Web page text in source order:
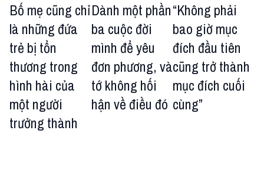
Bố mẹ cũng chỉ
là những đứa
trẻ bị tổn
thương trong
hình hài của
một người
trưởng thành
Dành một phần
ba cuộc đời
mình để yêu
đơn phương, và
tớ không hối
hận về điều đó
“Không phải
bao giờ mục
đích đầu tiên
cũng trở thành
mục đích cuối
cùng”